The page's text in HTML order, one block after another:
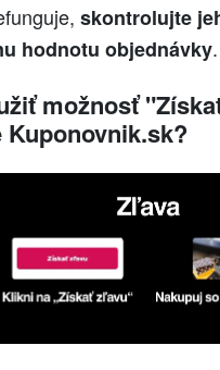
skontrolujte
hodnotu objednávky.
možnosť
Kuponovnik.sk?